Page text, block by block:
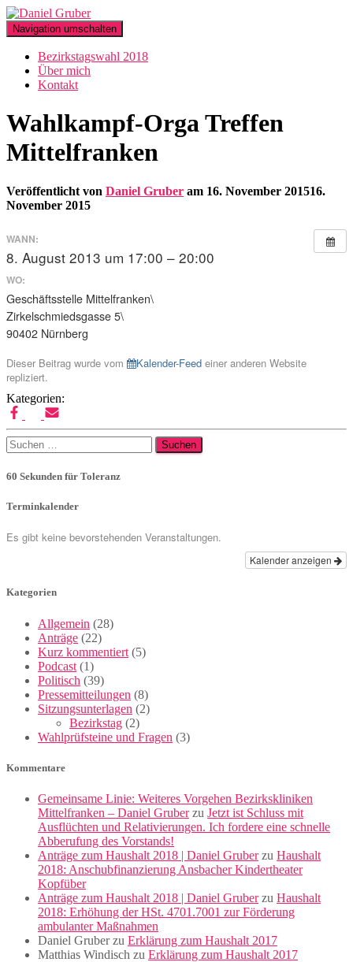
Navigation umschalten
Bezirkstagswahl 2018
Über mich
Kontakt
Wahlkampf-Orga Treffen
Mittelfranken
Veröffentlicht von Daniel Gruber am 16. November 201516.
November 2015
WANN:
8. August 2013 um 17:00 – 20:00
WO:
Geschäftsstelle Mittelfranken\
Zirkelschmiedsgasse 5\
90402 Nürnberg
Dieser Beitrag wurde vom Kalender-Feed einer anderen Website
repliziert.
Kategorien:
Suchen
nach:
60 Sekunden für Toleranz
Terminkalender
Es gibt keine bevorstehenden Veranstaltungen.
Kalender anzeigen
Kategorien
Allgemein (28)
Anträge (22)
Kurz kommentiert (5)
Podcast (1)
Politisch (39)
Pressemitteilungen (8)
Sitzungsunterlagen (2)
Bezirkstag (2)
Wahlprüfsteine und Fragen (3)
Kommentare
Gemeinsame Linie: Weiteres Vorgehen Bezirkskliniken
Mittelfranken – Daniel Gruberzu Jetzt ist Schluss mit
Ausflüchten und Relativierungen. Ich fordere eine schnelle
Abberufung des Vorstands!
Anträge zum Haushalt 2018 | Daniel Gruberzu Haushalt
2018: Anschubfinanzierung Ansbacher Kindertheater
Kopfüber
Anträge zum Haushalt 2018 | Daniel Gruberzu Haushalt
2018: Erhöhung der HSt. 4701.7001 zur Förderung
ambulanter Maßnahmen
Daniel Gruberzu Erklärung zum Haushalt 2017
Matthias Windisch zu Erklärung zum Haushalt 2017